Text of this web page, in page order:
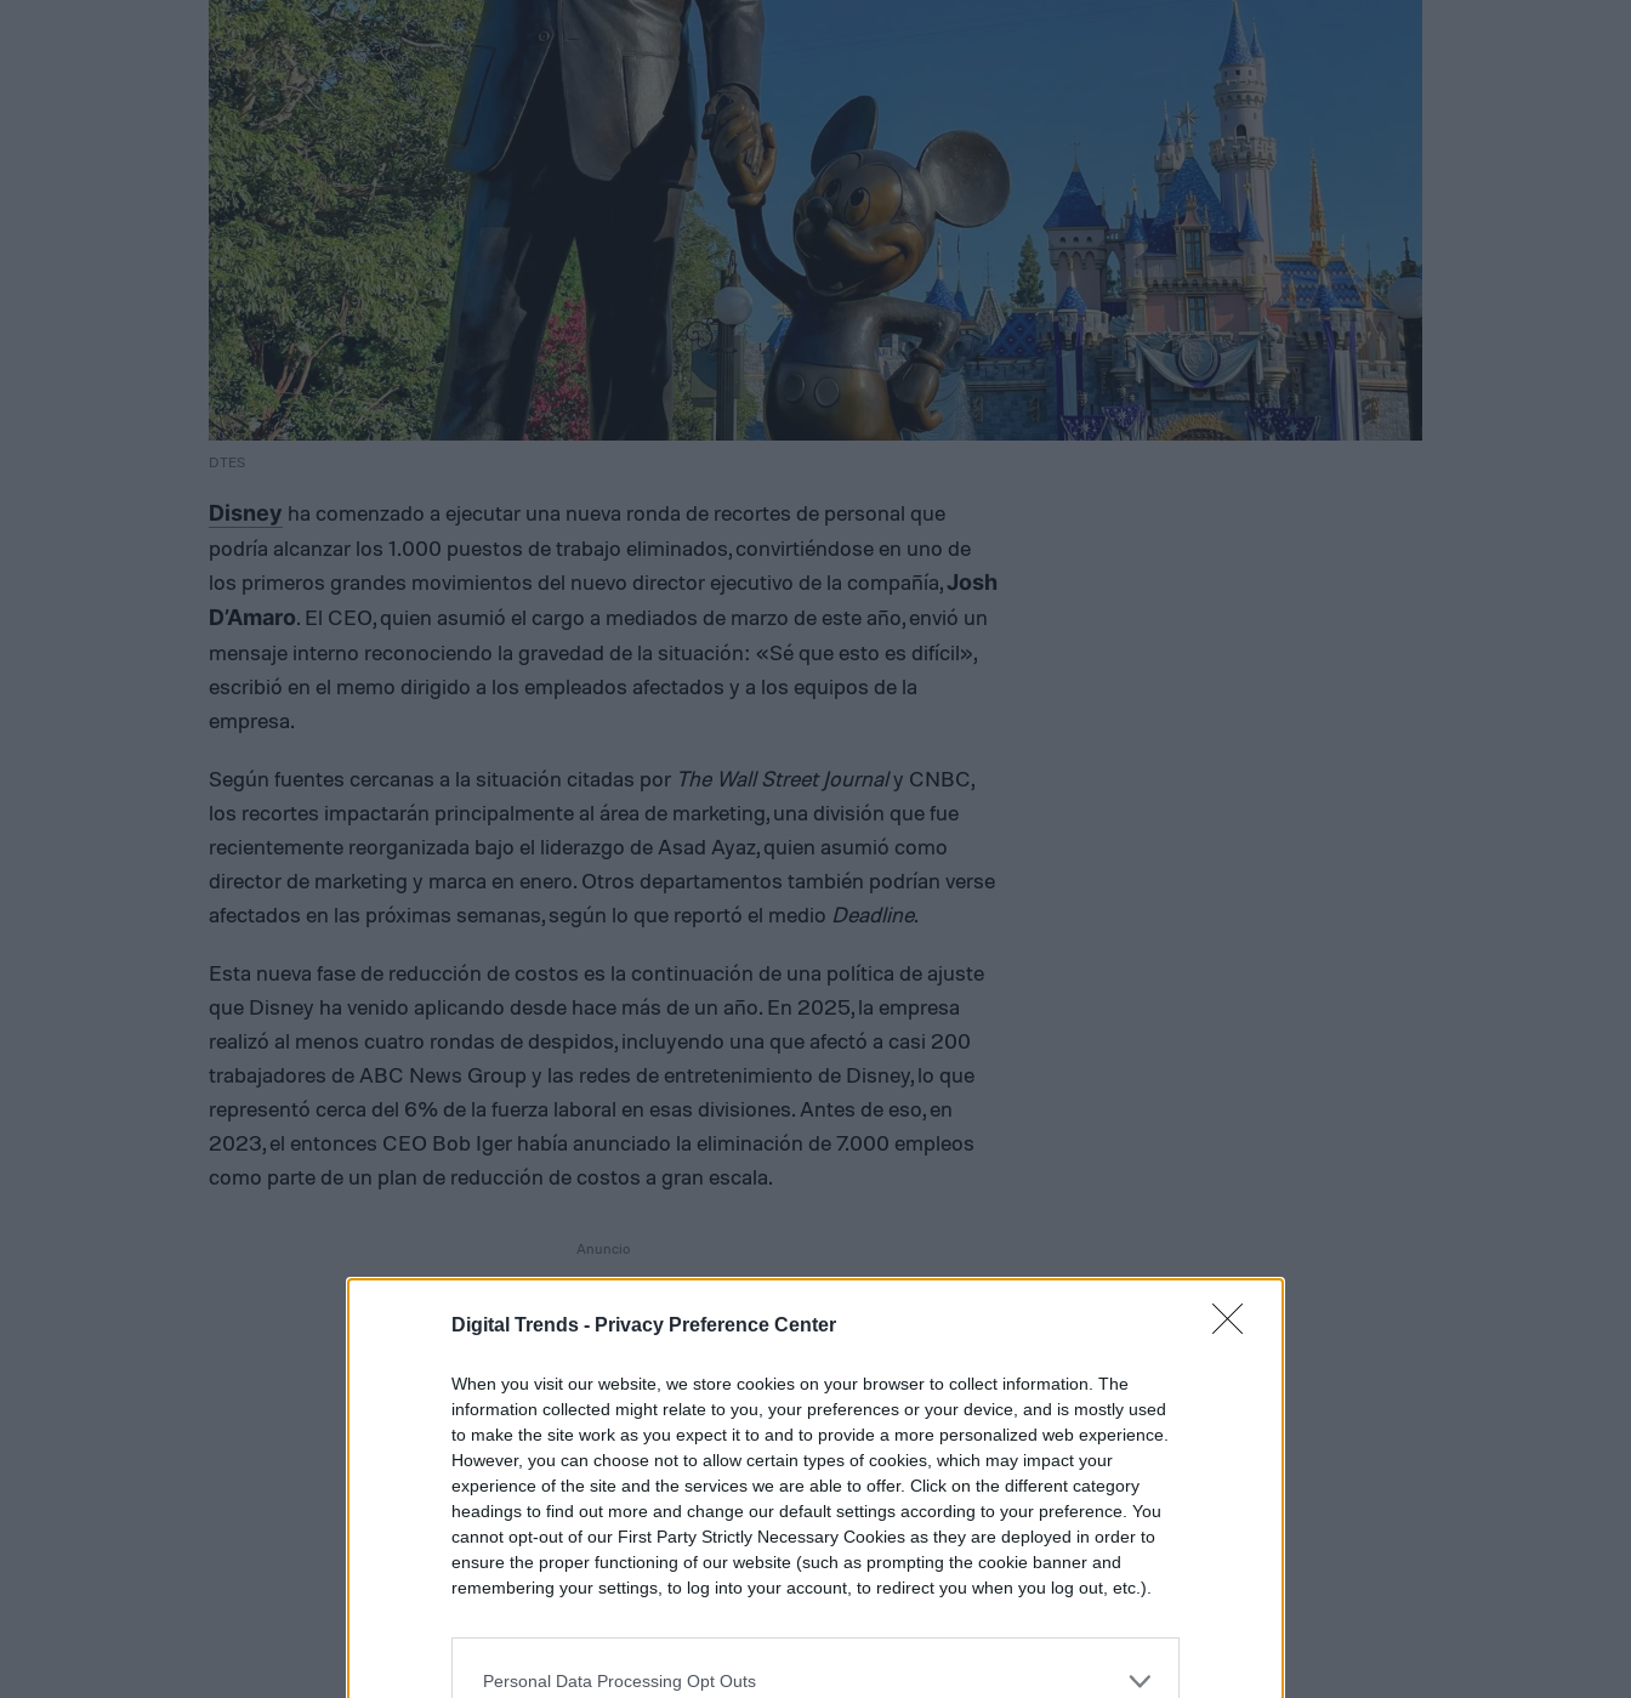
Digital Trends - Privacy Preference Center
When you visit our website, we store cookies on your browser to collect information. The
information collected might relate to you, your preferences or your device, and is mostly used
to make the site work as you expect it to and to provide a more personalized web experience.
However, you can choose not to allow certain types of cookies, which may impact your
experience of the site and the services we are able to offer. Click on the different category
headings to find out more and change our default settings according to your preference. You
cannot opt-out of our First Party Strictly Necessary Cookies as they are deployed in order to
ensure the proper functioning of our website (such as prompting the cookie banner and
remembering your settings, to log into your account, to redirect you when you log out, etc.).
Personal Data Processing Opt Outs
DTES
Disney ha comenzado a ejecutar una nueva ronda de recortes de personal que
podría alcanzar los 1.000 puestos de trabajo eliminados, convirtiéndose en uno de
los primeros grandes movimientos del nuevo director ejecutivo de la compañía,Josh
D’Amaro. El CEO, quien asumió el cargo a mediados de marzo de este año, envió un
mensaje interno reconociendo la gravedad de la situación: «Sé que esto es difícil»,
escribió en el memo dirigido a los empleados afectados y a los equipos de la
empresa.
Según fuentes cercanas a la situación citadas por The Wall Street Journaly CNBC,
los recortes impactarán principalmente al área de marketing, una división que fue
recientemente reorganizada bajo el liderazgo de Asad Ayaz, quien asumió como
director de marketing y marca en enero. Otros departamentos también podrían verse
afectados en las próximas semanas, según lo que reportó el medio Deadline.
Esta nueva fase de reducción de costos es la continuación de una política de ajuste
que Disney ha venido aplicando desde hace más de un año. En 2025, la empresa
realizó al menos cuatro rondas de despidos, incluyendo una que afectó a casi 200
trabajadores de ABC News Group y las redes de entretenimiento de Disney, lo que
representó cerca del 6% de la fuerza laboral en esas divisiones. Antes de eso, en
2023, el entonces CEO Bob Iger había anunciado la eliminación de 7.000 empleos
como parte de un plan de reducción de costos a gran escala.